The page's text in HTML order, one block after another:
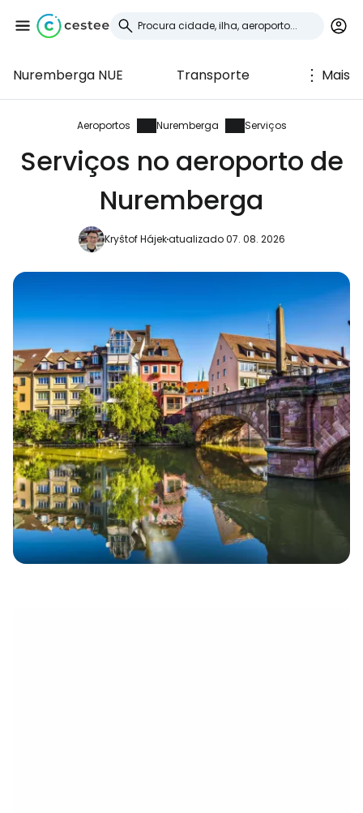
Nuremberga NUE Transporte Mais
Aeroportos Nuremberga Serviços
Serviços no aeroporto de
Nuremberga
Kryštof Hájekatualizado 07. 08. 2026
Iniciar sessão no
Cestee
... a comunidade mundial de viajantes
Continuar com o Google
Continuar com o correio
eletrónico